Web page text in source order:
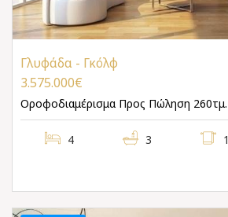
Γλυφάδα - Γκόλφ
3.575.000€
Οροφοδιαμέρισμα Προς Πώληση 260τμ.
4 3 1